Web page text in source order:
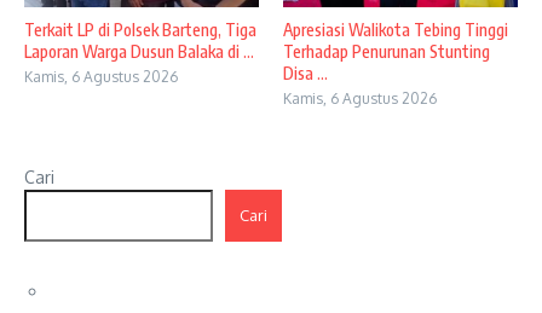
Terkait LP di Polsek Barteng, Tiga
Laporan Warga Dusun Balaka di ...
Kamis, 6 Agustus 2026
Apresiasi Walikota Tebing Tinggi
Terhadap Penurunan Stunting
Disa ...
Kamis, 6 Agustus 2026
Cari
Cari